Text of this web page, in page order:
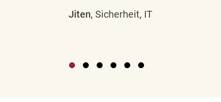
Jiten, Sicherheit, IT